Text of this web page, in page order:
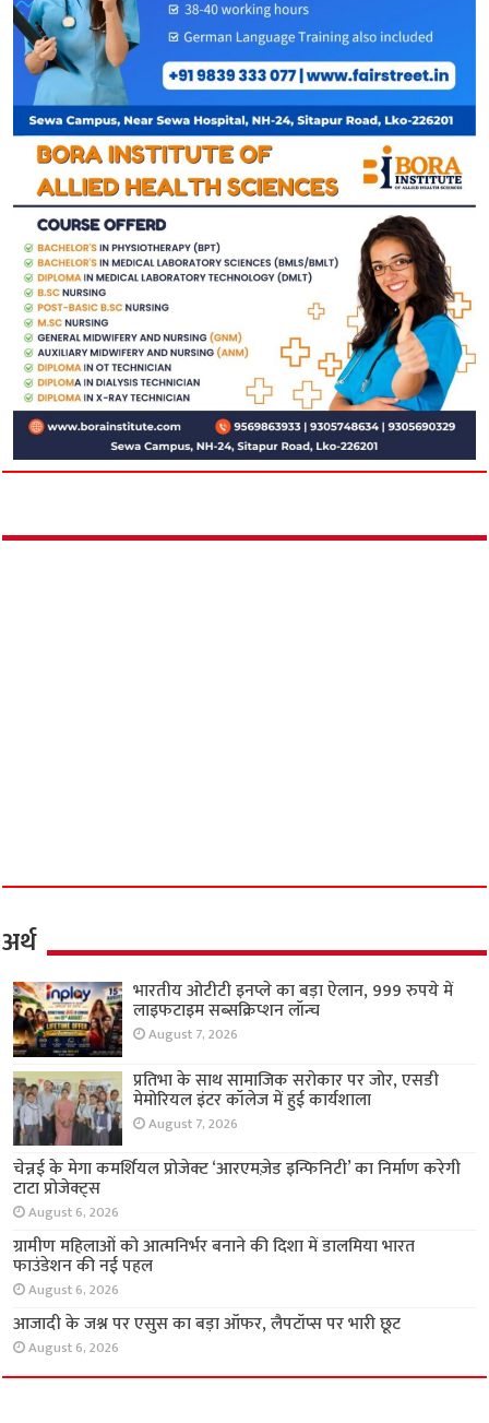
अर्थ
भारतीय ओटीटी इनप्ले का बड़ा ऐलान, 999 रुपये में
लाइफटाइम सब्सक्रिप्शन लॉन्च
August 7, 2026
प्रतिभा के साथ सामाजिक सरोकार पर जोर, एसडी
मेमोरियल इंटर कॉलेज में हुई कार्यशाला
August 7, 2026
चेन्नई के मेगा कमर्शियल प्रोजेक्ट ‘आरएमज़ेड इन्फिनिटी’ का निर्माण करेगी
टाटा प्रोजेक्ट्स
August 6, 2026
ग्रामीण महिलाओं को आत्मनिर्भर बनाने की दिशा में डालमिया भारत
फाउंडेशन की नई पहल
August 6, 2026
आजादी के जश्न पर एसुस का बड़ा ऑफर, लैपटॉप्स पर भारी छूट
August 6, 2026